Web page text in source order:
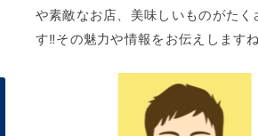
や素敵なお店、美味しいものがたく
す‼その魅力や情報をお伝えします